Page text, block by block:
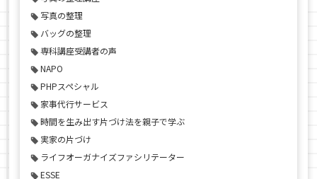
写真の整理
バッグの整理
専科講座受講者の声
NAPO
PHPスペシャル
家事代行サービス
時間を生み出す片づけ法を親子で学ぶ
実家の片づけ
ライフオーガナイズファシリテーター
ESSE